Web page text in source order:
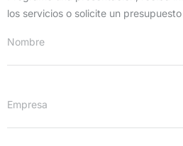
los servicios o solicite un presupuesto
Nombre
Empresa